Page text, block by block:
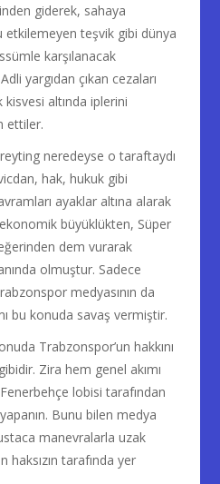
giderek, sahaya
etkilemeyen teşvik gibi dünya
karşılanacak
yargıdan çıkan cezaları
altında iplerini
ettiler.
neredeyse o taraftaydı
hak, hukuk gibi
ayaklar altına alarak
ekonomik büyüklükten, Süper
dem vurarak
olmuştur. Sadece
medyasının da
bu konuda savaş vermiştir.
Trabzonspor’un hakkını
Zira hem genel akımı
lobisi tarafından
Bunu bilen medya
manevralarla uzak
haksızın tarafında yer